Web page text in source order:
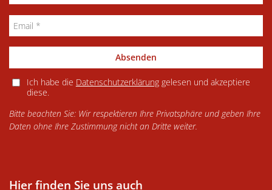
Absenden
Ich habe die Datenschutzerklärunggelesen und akzeptiere
diese.
Bitte beachten Sie: Wir respektieren Ihre Privatsphäre und geben Ihre
Daten ohne Ihre Zustimmung nicht an Dritte weiter.
Hier finden Sie uns auch